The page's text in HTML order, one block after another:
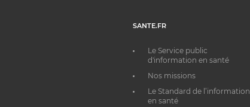
SANTE.FR
Le Service public
d'information en santé
Nos missions
Le Standard de l’information
en santé